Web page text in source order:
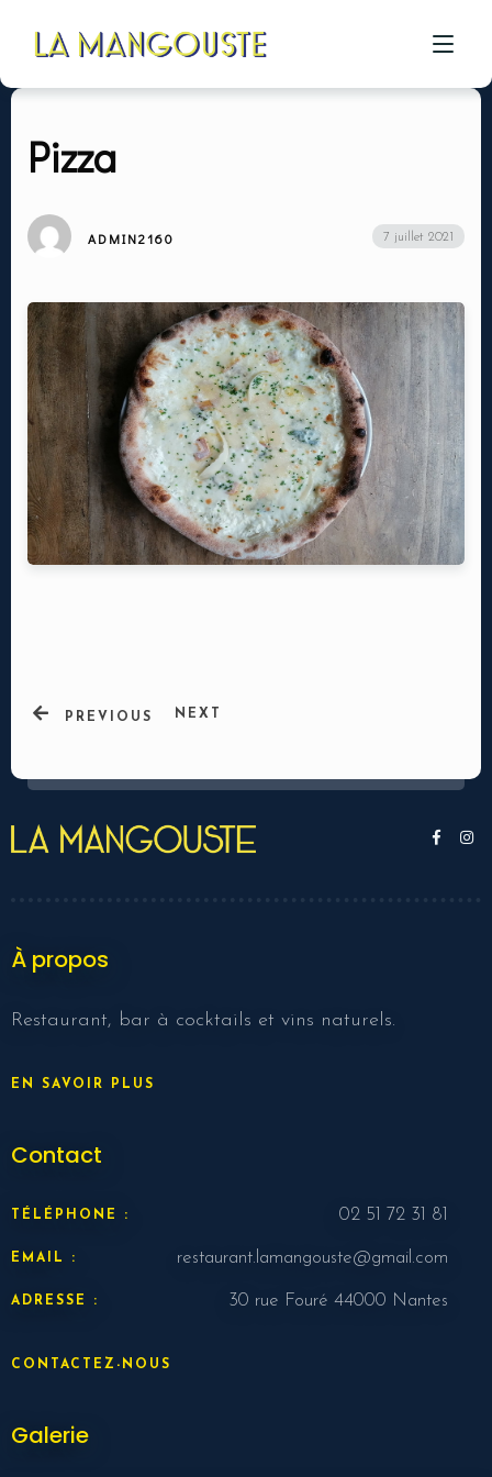
ACCUEIL
CÔTÉ BAR
A PROPOS
GALERIE
CONTACT
Pizza
ADMIN2160 7 juillet 2021
PREVIOUS NEXT
À propos
Restaurant, bar à cocktails et vins naturels.
EN SAVOIR PLUS
Contact
TÉLÉPHONE : 02 51 72 31 81
EMAIL : restaurant.lamangouste@gmail.com
ADRESSE : 30 rue Fouré 44000 Nantes
CONTACTEZ-NOUS
Galerie
Ma réservation